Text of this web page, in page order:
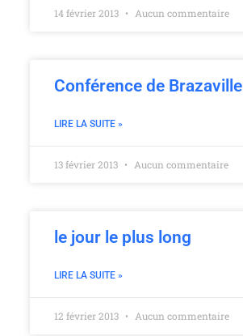
14 février 2013 Aucun commentaire
Conférence de Brazaville
LIRE LA SUITE »
13 février 2013 Aucun commentaire
le jour le plus long
LIRE LA SUITE »
12 février 2013 Aucun commentaire